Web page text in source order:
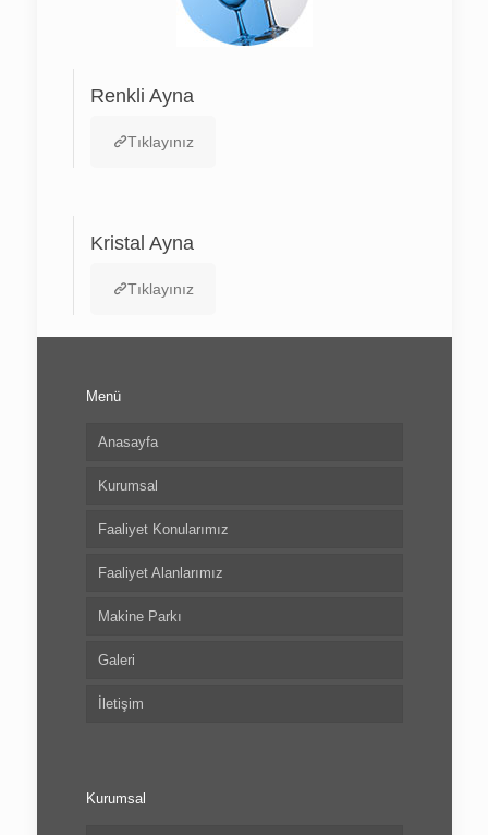
Renkli Ayna
Tıklayınız
Kristal Ayna
Tıklayınız
Menü
Anasayfa
Kurumsal
Faaliyet Konularımız
Faaliyet Alanlarımız
Makine Parkı
Galeri
İletişim
Kurumsal